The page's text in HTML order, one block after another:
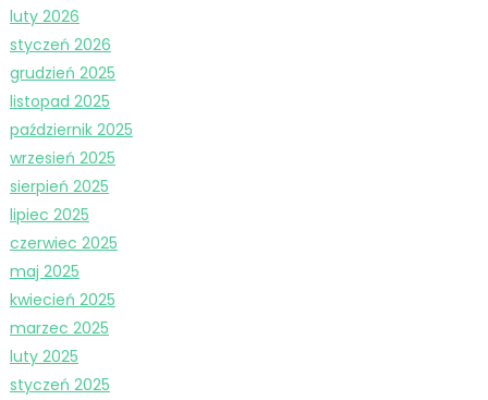
luty 2026
styczeń 2026
grudzień 2025
listopad 2025
październik 2025
wrzesień 2025
sierpień 2025
lipiec 2025
czerwiec 2025
maj 2025
kwiecień 2025
marzec 2025
luty 2025
styczeń 2025